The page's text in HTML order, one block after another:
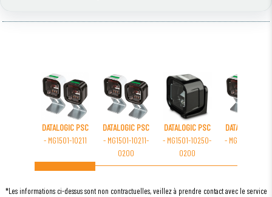
DATALOGIC PSC
- MG1501-10211
DATALOGIC PSC
- MG1501-10211-
0200
DATALOGIC PSC
- MG1501-10250-
0200
DATALOGIC PSC
- MG1501-10210-
*Les informations ci-dessus sont non contractuelles, veillez à prendre contact avec le service